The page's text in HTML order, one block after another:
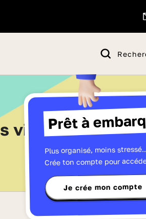
Prêt à
Plus organisé, moins
Crée ton compte pour
Je crée mon compte
vidéos de CM2